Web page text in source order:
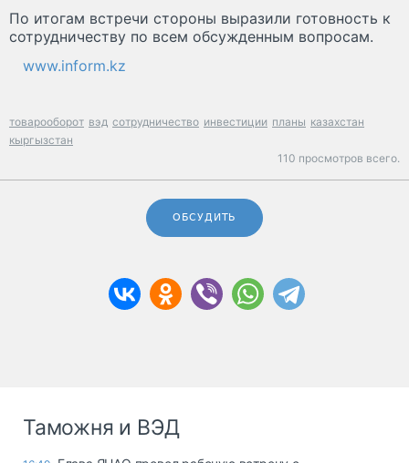
По итогам встречи стороны выразили готовность к
сотрудничеству по всем обсужденным вопросам.
www.inform.kz
товарооборот вэд сотрудничество инвестиции планы казахстан
кыргызстан
110 просмотров всего.
ОБСУДИТЬ
Таможня и ВЭД